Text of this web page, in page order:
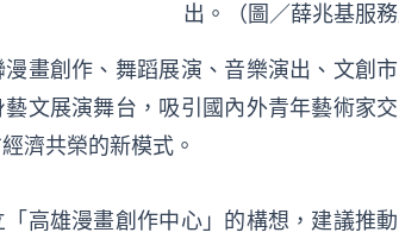
出。（圖／薛兆基服務
畫創作、舞蹈展演、音樂演出、文創
文展演舞台，吸引國內外青年藝術家
濟共榮的新模式。
高雄漫畫創作中心」的構想，建議推